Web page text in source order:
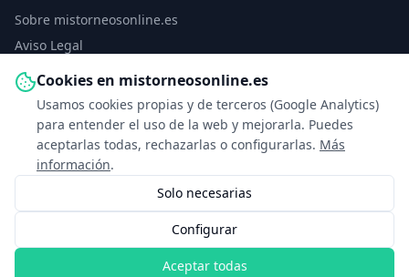
Cookies en mistorneosonline.es
Usamos cookies propias y de terceros (Google Analytics)
para entender el uso de la web y mejorarla. Puedes
aceptarlas todas, rechazarlas o configurarlas. Más
información.
Solo necesarias
Configurar
Aceptar todas
Sobre mistorneosonline.es
Aviso Legal
Política de Privacidad
Política de Cookies
Configurar cookies
Contacto
info@mistorneosonline.es
© 2026 Copyright: mistorneosonline.es